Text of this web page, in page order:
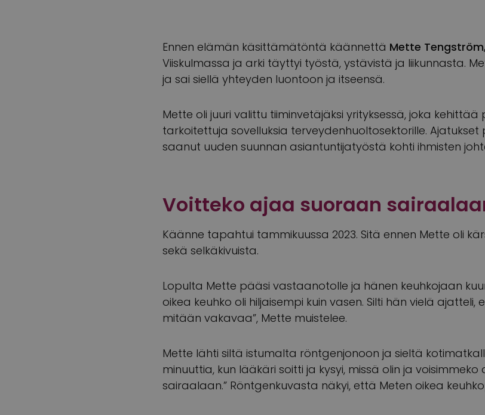
Ennen elämän käsittämätöntä käännettä Mette
Viiskulmassa ja arki täyttyi työstä, ystävistä ja liikunnasta.
ja sai siellä yhteyden luontoon ja itseensä.
Mette oli juuri valittu tiiminvetäjäksi yrityksessä, joka
tarkoitettuja sovelluksia terveydenhuoltosektorille. Ajatukset
saanut uuden suunnan asiantuntijatyöstä kohti ihmisten
Voitteko ajaa suoraan
Käänne tapahtui tammikuussa 2023. Sitä ennen Mette oli
sekä selkäkivuista.
Lopulta Mette pääsi vastaanotolle ja hänen keuhkojaan
oikea keuhko oli hiljaisempi kuin vasen. Silti hän vielä
mitään vakavaa”, Mette muistelee.
Mette lähti siltä istumalta röntgenjonoon ja sieltä
minuuttia, kun lääkäri soitti ja kysyi, missä olin ja
sairaalaan.” Röntgenkuvasta näkyi, että Meten oikea